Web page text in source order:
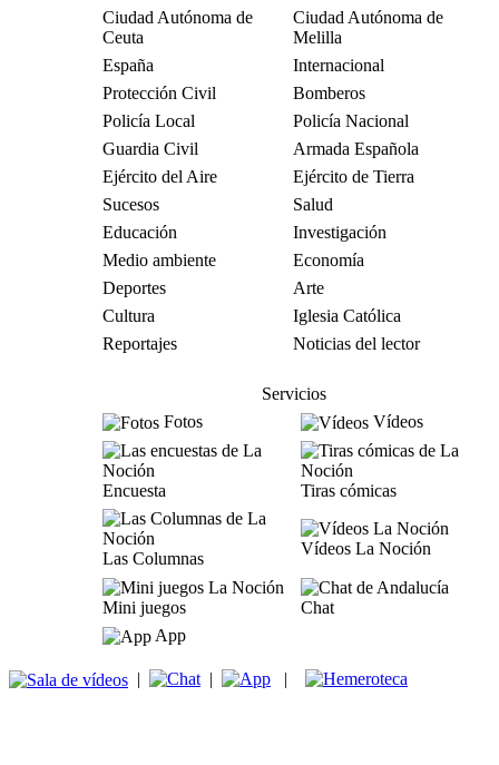
Ciudad Autónoma de
Ceuta
Ciudad Autónoma de
Melilla
España
Internacional
Protección Civil
Bomberos
Policía Local
Policía Nacional
Guardia Civil
Armada Española
Ejército del Aire
Ejército de Tierra
Sucesos
Salud
Educación
Investigación
Medio ambiente
Economía
Deportes
Arte
Cultura
Iglesia Católica
Reportajes
Noticias del lector
Servicios
Fotos
Vídeos
Encuesta Tiras cómicas
Las Columnas
Vídeos La Noción
Mini juegos
Chat
App
| | |